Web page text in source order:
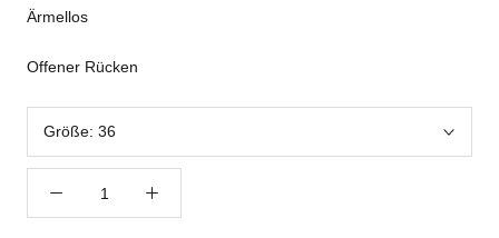
Ärmellos
Offener Rücken
Größe: 36